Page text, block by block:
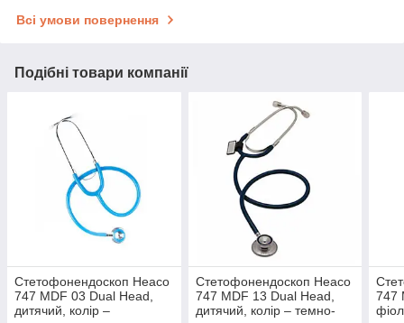
Всі умови повернення
Подібні товари компанії
Стетофонендоскоп Heaco
747 MDF 03 Dual Head,
дитячий, колір –
Стетофонендоскоп Heaco
747 MDF 13 Dual Head,
дитячий, колір – темно-
747